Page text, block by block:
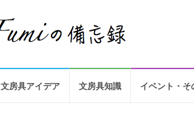
文房具アイデア 文房具知識 イベント・そ